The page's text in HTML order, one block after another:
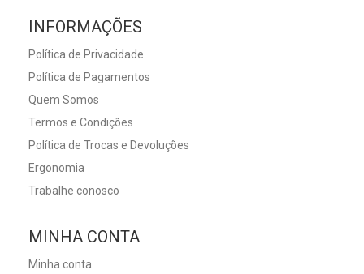
INFORMAÇÕES
Política de Privacidade
Política de Pagamentos
Quem Somos
Termos e Condições
Política de Trocas e Devoluções
Ergonomia
Trabalhe conosco
MINHA CONTA
Minha conta